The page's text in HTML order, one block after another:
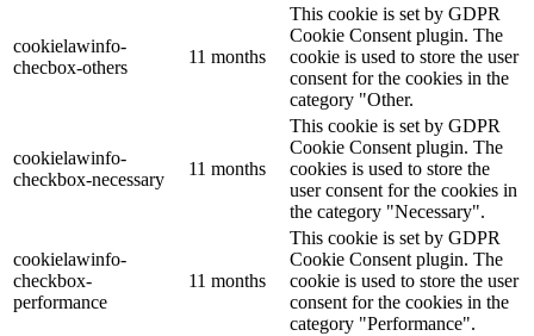
cookielawinfo-
checbox-others
11 months
This cookie is set by GDPR
Cookie Consent plugin. The
cookie is used to store the user
consent for the cookies in the
category "Other.
cookielawinfo-
checkbox-necessary
11 months
This cookie is set by GDPR
Cookie Consent plugin. The
cookies is used to store the
user consent for the cookies in
the category "Necessary".
cookielawinfo-
checkbox-
performance
11 months
This cookie is set by GDPR
Cookie Consent plugin. The
cookie is used to store the user
consent for the cookies in the
category "Performance".